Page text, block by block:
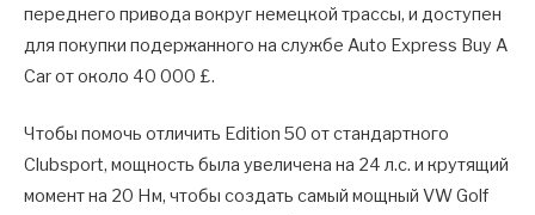
переднего привода вокруг немецкой трассы, и доступен
для покупки подержанного на службе Auto Express Buy A
Car от около 40 000 £.
Чтобы помочь отличить Edition 50 от стандартного
Clubsport, мощность была увеличена на 24 л.с. и крутящий
момент на 20 Нм, чтобы создать самый мощный VW Golf